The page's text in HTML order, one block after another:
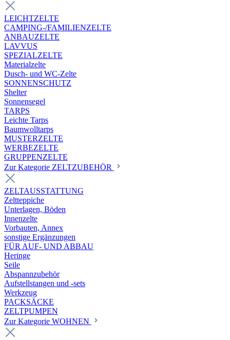
LEICHTZELTE
CAMPING-/FAMILIENZELTE
ANBAUZELTE
LAVVUS
SPEZIALZELTE
Materialzelte
Dusch- und WC-Zelte
SONNENSCHUTZ
Shelter
Sonnensegel
TARPS
Leichte Tarps
Baumwolltarps
MUSTERZELTE
WERBEZELTE
GRUPPENZELTE
Zur Kategorie ZELTZUBEHÖR
ZELTAUSSTATTUNG
Zeltteppiche
Unterlagen, Böden
Innenzelte
Vorbauten, Annex
sonstige Ergänzungen
FÜR AUF- UND ABBAU
Heringe
Seile
Abspannzubehör
Aufstellstangen und -sets
Werkzeug
PACKSÄCKE
ZELTPUMPEN
Zur Kategorie WOHNEN